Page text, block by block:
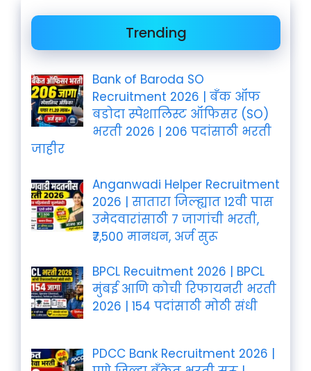
Trending
Bank of Baroda SO
Recruitment 2026 | बँक ऑफ
बडोदा स्पेशालिस्ट ऑफिसर (SO)
भरती 2026 | 206 पदांसाठी भरती
जाहीर
Anganwadi Helper Recruitment
2026 | सातारा जिल्ह्यात 12वी पास
उमेदवारांसाठी 7 जागांची भरती,
₹7,500 मानधन, अर्ज सुरू
BPCL Recuitment 2026 | BPCL
मुंबई आणि कोची रिफायनरी भरती
2026 | 154 पदांसाठी मोठी संधी
PDCC Bank Recruitment 2026 |